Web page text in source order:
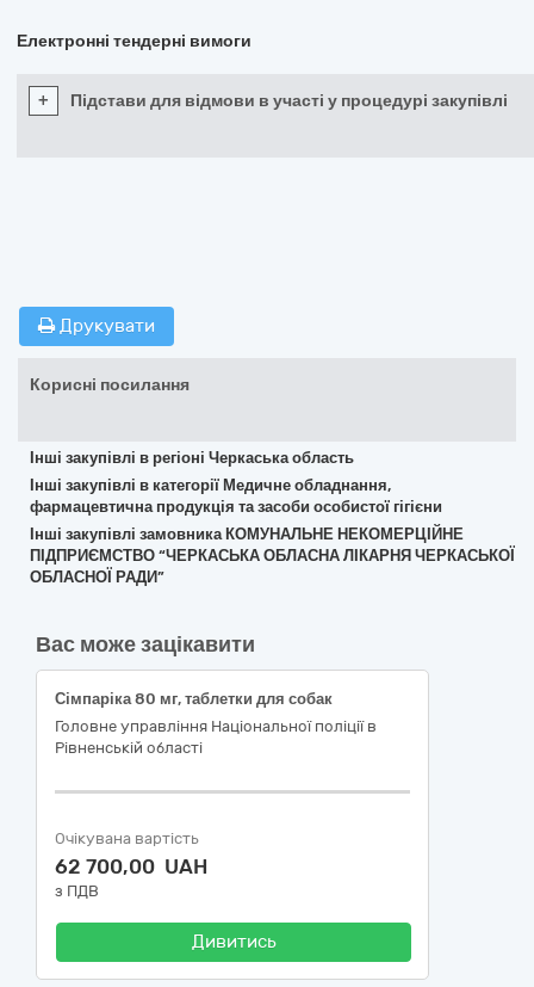
Електронні тендерні вимоги
+ Підстави для відмови в участі у процедурі закупівлі
Друкувати
Корисні посилання
Інші закупівлі в регіоні Черкаська область
Інші закупівлі в категорії Медичне обладнання,
фармацевтична продукція та засоби особистої гігієни
Інші закупівлі замовника КОМУНАЛЬНЕ НЕКОМЕРЦІЙНЕ
ПІДПРИЄМСТВО “ЧЕРКАСЬКА ОБЛАСНА ЛІКАРНЯ ЧЕРКАСЬКОЇ
ОБЛАСНОЇ РАДИ”
Вас може зацікавити
Сімпаріка 80 мг, таблетки для собак
Головне управління Національної поліції в
Рівненській області
Очікувана вартість
62 700,00 UAH
з ПДВ
Дивитись